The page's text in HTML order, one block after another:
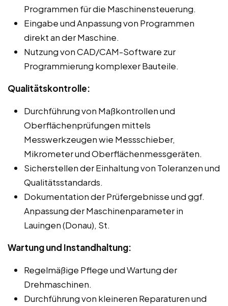
Programmen für die Maschinensteuerung.
Eingabe und Anpassung von Programmen
direkt an der Maschine.
Nutzung von CAD/CAM-Software zur
Programmierung komplexer Bauteile.
Qualitätskontrolle:
Durchführung von Maßkontrollen und
Oberflächenprüfungen mittels
Messwerkzeugen wie Messschieber,
Mikrometer und Oberflächenmessgeräten.
Sicherstellen der Einhaltung von Toleranzen und
Qualitätsstandards.
Dokumentation der Prüfergebnisse und ggf.
Anpassung der Maschinenparameter in
Lauingen (Donau), St.
Wartung und Instandhaltung:
Regelmäßige Pflege und Wartung der
Drehmaschinen.
Durchführung von kleineren Reparaturen und